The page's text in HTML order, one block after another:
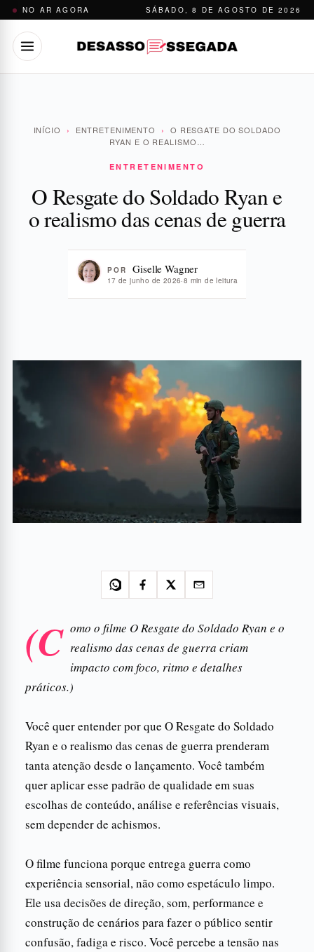
Pular
conteúdo
NO AR AGORA SÁBADO, 8 DE AGOSTO DE 2026
INÍCIO › ENTRETENIMENTO ›
O RESGATE DO SOLDADO
RYAN E O REALISMO…
ENTRETENIMENTO
O Resgate do Soldado Ryan e
o realismo das cenas de guerra
POR Giselle Wagner
17 de junho de 2026·8 min de leitura
(C omo o filme O Resgate do Soldado Ryan e o
realismo das cenas de guerra criam
impacto com foco, ritmo e detalhes
práticos.)
Você quer entender por que O Resgate do Soldado
Ryan e o realismo das cenas de guerra prenderam
tanta atenção desde o lançamento. Você também
quer aplicar esse padrão de qualidade em suas
escolhas de conteúdo, análise e referências visuais,
sem depender de achismos.
O filme funciona porque entrega guerra como
experiência sensorial, não como espetáculo limpo.
Ele usa decisões de direção, som, performance e
construção de cenários para fazer o público sentir
confusão, fadiga e risco. Você percebe a tensão nas